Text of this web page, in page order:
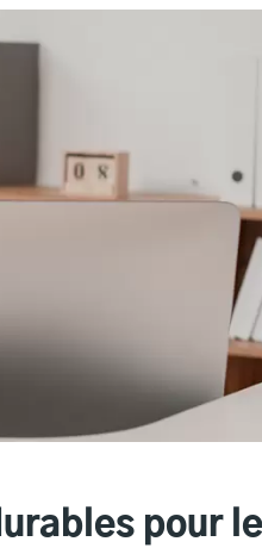
pour